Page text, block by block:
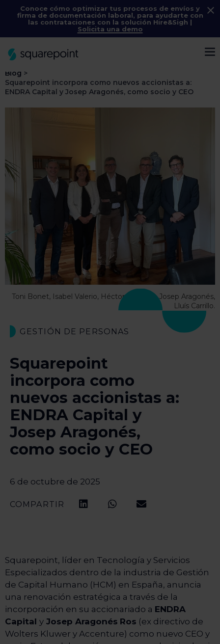
Conoce cómo optimizar tus procesos de envíos y
firma de documentación laboral, para ayudarte con
las contrataciones con la solución Hire&Sigh |
Solicita una demo
Blog >
Squarepoint incorpora como nuevos accionistas a:
ENDRA Capital y Josep Aragonés, como socio y CEO
GESTIÓN DE PERSONAS
Squarepoint
incorpora como
nuevos accionistas a:
ENDRA Capital y
Josep Aragonés,
como socio y CEO
6 de octubre de 2025
COMPARTIR
Toni Bonet, Isabel Valerio, Héctor Cenador, Josep Aragonés,
Lluís Carrillo.
Squarepoint, líder en Tecnología y Servicios
Especializados dentro de la industria de Gestión
de Capital Humano (HCM) en España, anuncia
una renovación estratégica a través de la
incorporación en su accionariado a ENDRA
Capital y Josep Aragonés Ros (ex directivo de
Wolters Kluwer y Accenture) como nuevo CEO y